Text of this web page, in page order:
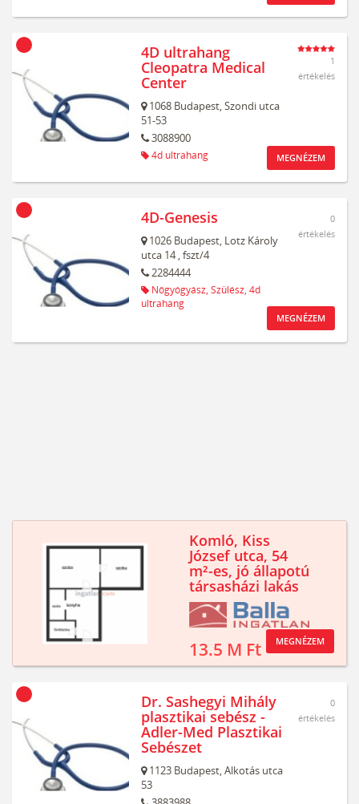
4D ultrahang
Cleopatra Medical
Center
1068 Budapest,Szondi utca
51-53
3088900
4d ultrahang
1
értékelés
MEGNÉZEM
4D-Genesis
1026 Budapest, Lotz Károly
utca 14, fszt/4
2284444
Nőgyógyász, Szülész, 4d
ultrahang
0
értékelés
MEGNÉZEM
Komló, Kiss
József utca, 54
m²-es, jó állapotú
társasházi lakás
13.5 M Ft MEGNÉZEM
Dr. Sashegyi Mihály
plasztikai sebész -
Adler-Med Plasztikai
Sebészet
1123 Budapest,Alkotás utca
53
0
értékelés